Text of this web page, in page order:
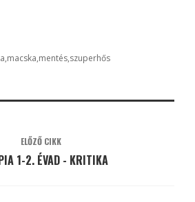
macska mentés szuperhős
ELŐZŐ CIKK
1-2. ÉVAD - KRITIKA